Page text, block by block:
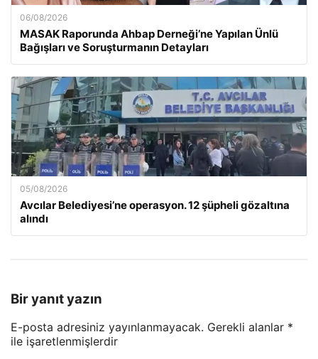
06/08/2026
MASAK Raporunda Ahbap Derneği’ne Yapılan Ünlü
Bağışları ve Soruşturmanın Detayları
05/08/2026
Avcılar Belediyesi’ne operasyon. 12 şüpheli gözaltına
alındı
Bir yanıt yazın
E-posta adresiniz yayınlanmayacak. Gerekli alanlar *
ile işaretlenmişlerdir